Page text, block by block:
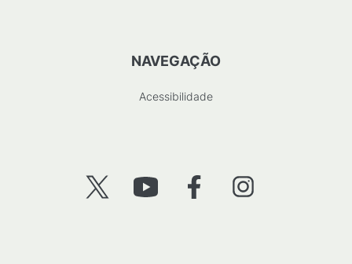
NAVEGAÇÃO
Acessibilidade